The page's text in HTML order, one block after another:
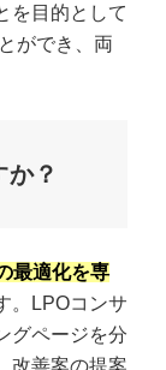
会社概要資料をダウ
3丁目8番3号 新都心
を目的として
ができ、両
？
最適化を専
。LPOコンサ
グページを分
改善案の提案